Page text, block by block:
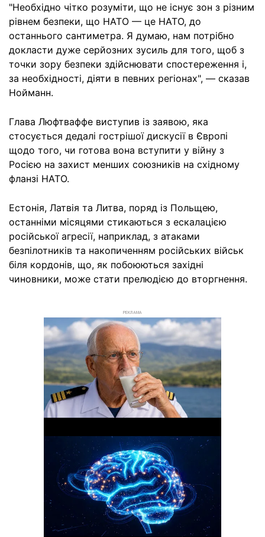
"Необхідно чітко розуміти, що не існує зон з різним
рівнем безпеки, що НАТО — це НАТО, до
останнього сантиметра. Я думаю, нам потрібно
докласти дуже серйозних зусиль для того, щоб з
точки зору безпеки здійснювати спостереження і,
за необхідності, діяти в певних регіонах", — сказав
Нойманн.
Глава Люфтваффе виступив із заявою, яка
стосується дедалі гострішої дискусії в Європі
щодо того, чи готова вона вступити у війну з
Росією на захист менших союзників на східному
фланзі НАТО.
Естонія, Латвія та Литва, поряд із Польщею,
останніми місяцями стикаються з ескалацією
російської агресії, наприклад, з атаками
безпілотників та накопиченням російських військ
біля кордонів, що, як побоюються західні
чиновники, може стати прелюдією до вторгнення.
РЕКЛАМА